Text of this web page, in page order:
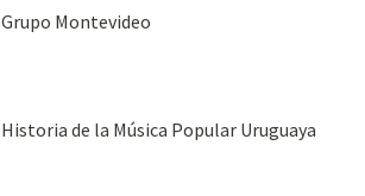
Grupo Montevideo
Historia de la Música Popular Uruguaya